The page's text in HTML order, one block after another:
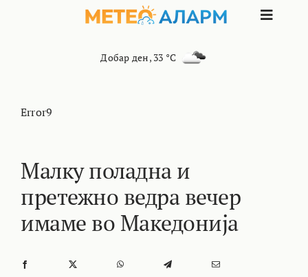
Toggle
КОНТАКТ
Добар ден, 33 °C
Error9
Малку поладна и
претежно ведра вечер
имаме во Македонија